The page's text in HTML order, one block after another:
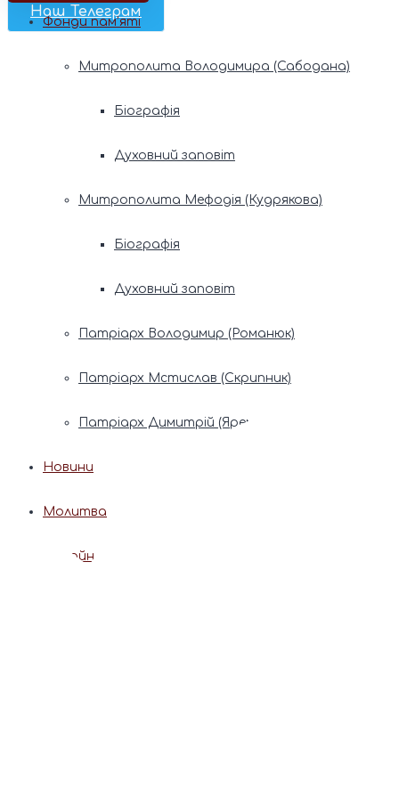
Наш Телеграм
Фонди пам’яті
Митрополита Володимира (Сабодана)
Біографія
Духовний заповіт
Митрополита Мефодія (Кудрякова)
Біографія
Духовний заповіт
Патріарх Володимир (Романюк)
Патріарх Мстислав (Скрипник)
Патріарх Димитрій (Ярема)
Новини
Молитва
Онлайн послуги